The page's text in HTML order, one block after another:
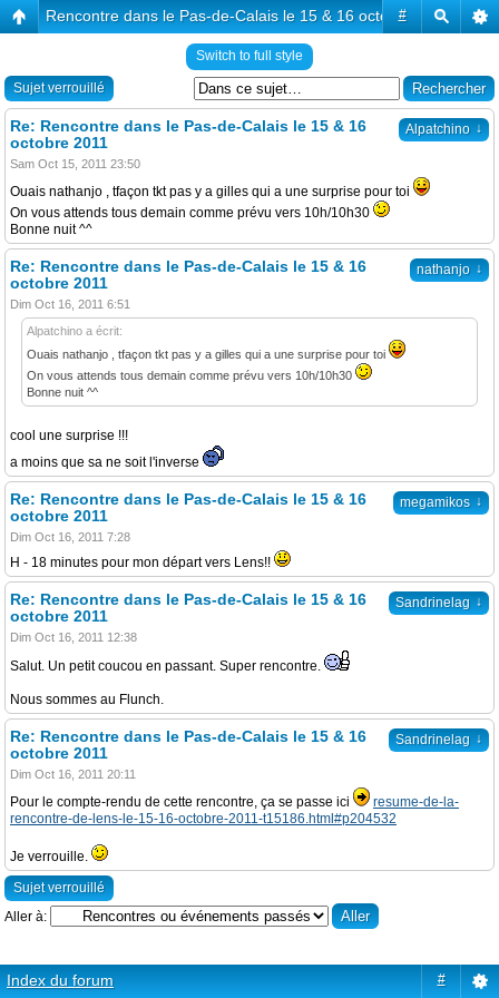
#
Rencontre dans le Pas-de-Calais le 15 & 16 octobre 2011
Switch to full style
Sujet verrouillé
Alpatchino ↓
Re: Rencontre dans le Pas-de-Calais le 15 & 16
octobre 2011
Sam Oct 15, 2011 23:50
Ouais nathanjo , tfaçon tkt pas y a gilles qui a une surprise pour toi
On vous attends tous demain comme prévu vers 10h/10h30
Bonne nuit ^^
nathanjo ↓
Re: Rencontre dans le Pas-de-Calais le 15 & 16
octobre 2011
Dim Oct 16, 2011 6:51
Alpatchino a écrit:
Ouais nathanjo , tfaçon tkt pas y a gilles qui a une surprise pour toi
On vous attends tous demain comme prévu vers 10h/10h30
Bonne nuit ^^
cool une surprise !!!
a moins que sa ne soit l'inverse
megamikos ↓
Re: Rencontre dans le Pas-de-Calais le 15 & 16
octobre 2011
Dim Oct 16, 2011 7:28
H - 18 minutes pour mon départ vers Lens!!
Sandrinelag ↓
Re: Rencontre dans le Pas-de-Calais le 15 & 16
octobre 2011
Dim Oct 16, 2011 12:38
Salut. Un petit coucou en passant. Super rencontre.
Nous sommes au Flunch.
Sandrinelag ↓
Re: Rencontre dans le Pas-de-Calais le 15 & 16
octobre 2011
Dim Oct 16, 2011 20:11
Pour le compte-rendu de cette rencontre, ça se passe ici
resume-de-la-
rencontre-de-lens-le-15-16-octobre-2011-t15186.html#p204532
Je verrouille.
Sujet verrouillé
Aller à:
Index du forum #